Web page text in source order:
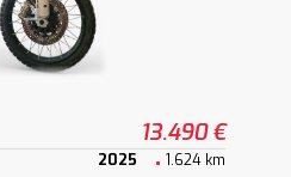
13.490 €
2025 1.624 km